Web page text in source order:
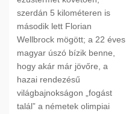
szerdán 5 kilométeren is
második lett Florian
Wellbrock mögött; a 22 éves
magyar úszó bízik benne,
hogy akár már jövőre, a
hazai rendezésű
világbajnokságon „fogást
talál” a németek olimpiai